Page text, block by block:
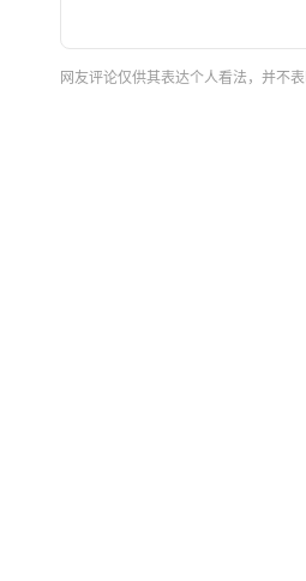
网友评论仅供其表达个人看法，并不